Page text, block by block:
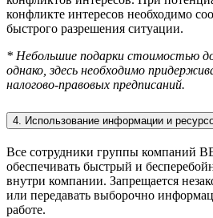
конфликте интересов необходимо
быстрого разрешения ситуации.
* Небольшие подарки стоимостью
однако, здесь необходимо
налогово-правовых предписаний.
4. Использование информации и
Все сотрудники группы компаний
обеспечивать быстрый и
внутри компании. Запрещается
или передавать выборочно
работе.